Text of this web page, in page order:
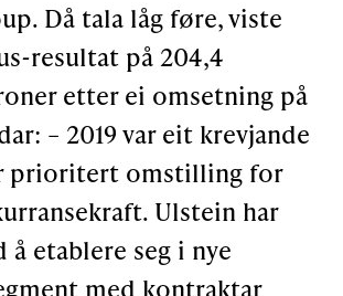
Då tala låg føre, viste
resultat på 204,4
etter ei omsetning på
– 2019 var eit krevjande
prioritert omstilling for
Ulstein har
å etablere seg i nye